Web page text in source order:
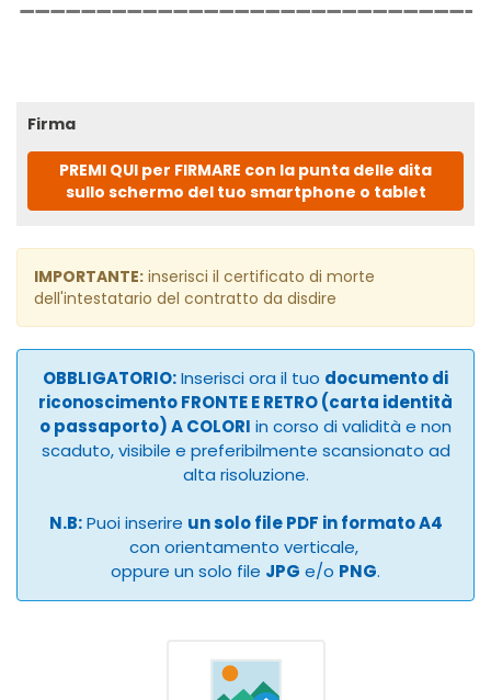
Firma
PREMI QUI per FIRMARE con la punta delle dita
sullo schermo del tuo smartphone o tablet
IMPORTANTE: inserisci il certificato di morte
dell'intestatario del contratto da disdire
OBBLIGATORIO:Inserisci ora il tuo documento di
riconoscimento FRONTE E RETRO (carta identità
o passaporto) A COLORI in corso di validità e non
scaduto, visibile e preferibilmente scansionato ad
alta risoluzione.
N.B:Puoi inserire un solo file PDF in formato A4
con orientamento verticale,
oppure un solo file JPG e/o PNG.